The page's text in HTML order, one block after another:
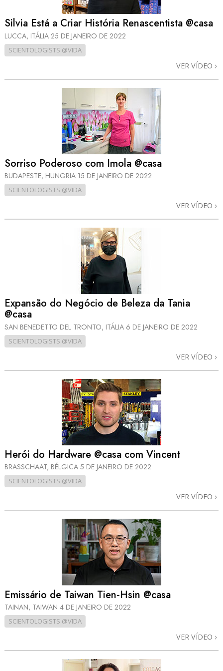
Silvia Está a Criar História Renascentista @casa
LUCCA, ITÁLIA 25 DE JANEIRO DE 2022
SCIENTOLOGISTS @VIDA
VER VÍDEO
Sorriso Poderoso com Imola @casa
BUDAPESTE, HUNGRIA 15 DE JANEIRO DE 2022
SCIENTOLOGISTS @VIDA
VER VÍDEO
Expansão do Negócio de Beleza da Tania
@casa
SAN BENEDETTO DEL TRONTO, ITÁLIA 6 DE JANEIRO DE 2022
SCIENTOLOGISTS @VIDA
VER VÍDEO
Herói do Hardware @casa com Vincent
BRASSCHAAT, BÉLGICA 5 DE JANEIRO DE 2022
SCIENTOLOGISTS @VIDA
VER VÍDEO
Emissário de Taiwan Tien‑Hsin @casa
TAINAN, TAIWAN 4 DE JANEIRO DE 2022
SCIENTOLOGISTS @VIDA
VER VÍDEO